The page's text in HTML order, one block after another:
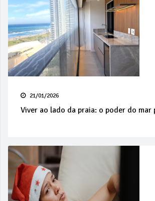
21/01/2026
Viver ao lado da praia: o poder do mar